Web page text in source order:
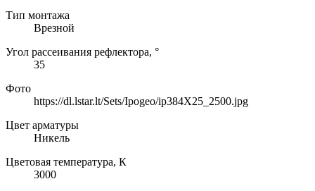
Тип монтажа
Врезной
Угол рассеивания рефлектора, °
35
Фото
https://dl.lstar.lt/Sets/Ipogeo/ip384X25_2500.jpg
Цвет арматуры
Никель
Цветовая температура, К
3000